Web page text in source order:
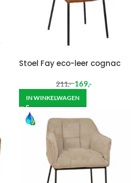
Stoel Fay eco-leer cognac
211,- 169,-
IN WINKELWAGEN